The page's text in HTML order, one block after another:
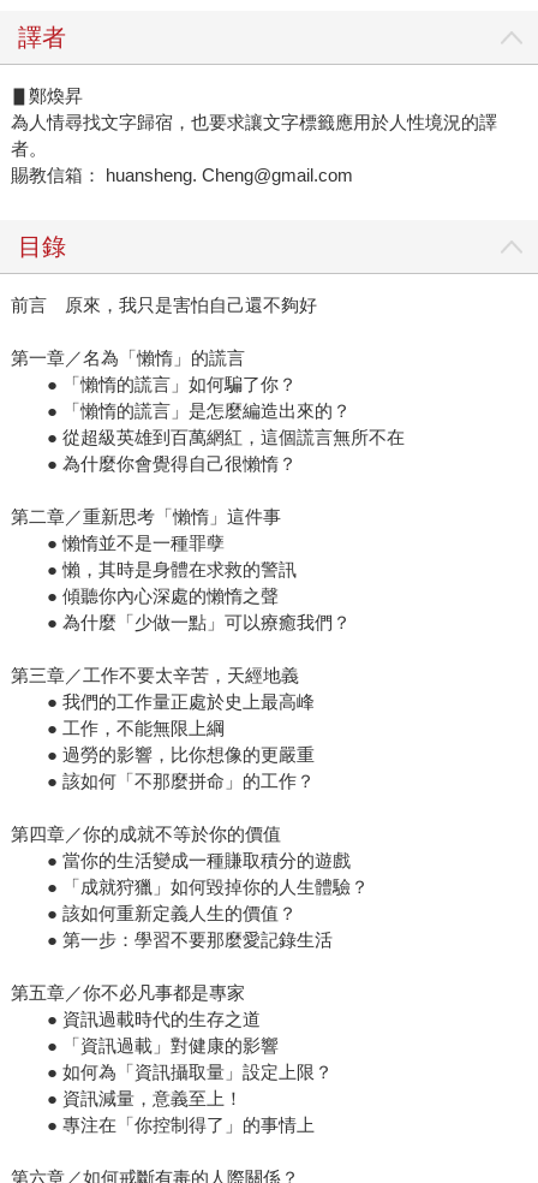
譯者
▋鄭煥昇
為人情尋找文字歸宿，也要求讓文字標籤應用於人性境況的譯
者。
賜教信箱： huansheng. Cheng@gmail.com
目錄
前言 原來，我只是害怕自己還不夠好
第一章／名為「懶惰」的謊言
● 「懶惰的謊言」如何騙了你？
● 「懶惰的謊言」是怎麼編造出來的？
● 從超級英雄到百萬網紅，這個謊言無所不在
● 為什麼你會覺得自己很懶惰？
第二章／重新思考「懶惰」這件事
● 懶惰並不是一種罪孽
● 懶，其時是身體在求救的警訊
● 傾聽你內心深處的懶惰之聲
● 為什麼「少做一點」可以療癒我們？
第三章／工作不要太辛苦，天經地義
● 我們的工作量正處於史上最高峰
● 工作，不能無限上綱
● 過勞的影響，比你想像的更嚴重
● 該如何「不那麼拼命」的工作？
第四章／你的成就不等於你的價值
● 當你的生活變成一種賺取積分的遊戲
● 「成就狩獵」如何毀掉你的人生體驗？
● 該如何重新定義人生的價值？
● 第一步：學習不要那麼愛記錄生活
第五章／你不必凡事都是專家
● 資訊過載時代的生存之道
● 「資訊過載」對健康的影響
● 如何為「資訊攝取量」設定上限？
● 資訊減量，意義至上！
● 專注在「你控制得了」的事情上
第六章／如何戒斷有毒的人際關係？